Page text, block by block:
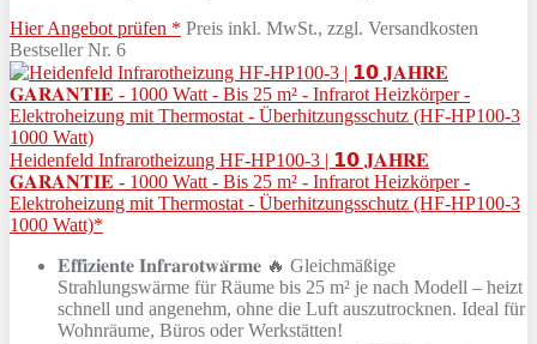
Hier Angebot prüfen * Preis inkl. MwSt., zzgl. Versandkosten
Bestseller Nr. 6
Heidenfeld Infrarotheizung HF-HP100-3 | 𝟭𝟬 𝐉𝐀𝐇𝐑𝐄
𝐆𝐀𝐑𝐀𝐍𝐓𝐈𝐄 - 1000 Watt - Bis 25 m² - Infrarot Heizkörper -
Elektroheizung mit Thermostat - Überhitzungsschutz (HF-HP100-3
1000 Watt)*
𝐄𝐟𝐟𝐢𝐳𝐢𝐞𝐧𝐭𝐞 𝐈𝐧𝐟𝐫𝐚𝐫𝐨𝐭𝐰𝐚̈𝐫𝐦𝐞 🔥 Gleichmäßige
Strahlungswärme für Räume bis 25 m² je nach Modell – heizt
schnell und angenehm, ohne die Luft auszutrocknen. Ideal für
Wohnräume, Büros oder Werkstätten!